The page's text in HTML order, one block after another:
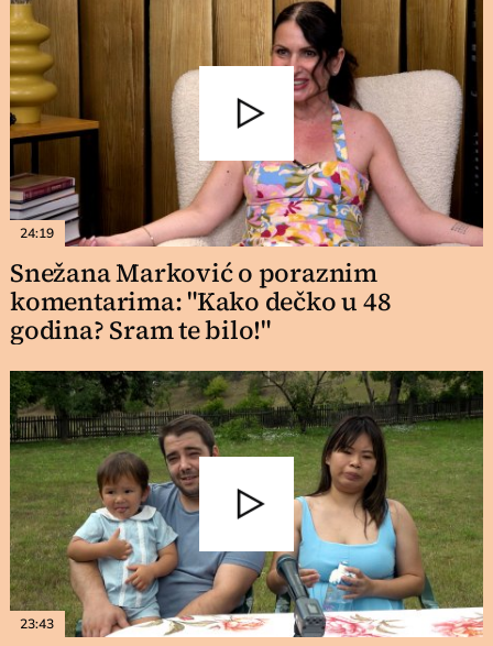
24:19
Snežana Marković o poraznim
komentarima: "Kako dečko u 48
godina? Sram te bilo!"
23:43